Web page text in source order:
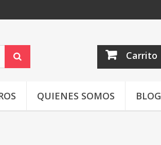
Carrito
QUIENES SOMOS BLOG